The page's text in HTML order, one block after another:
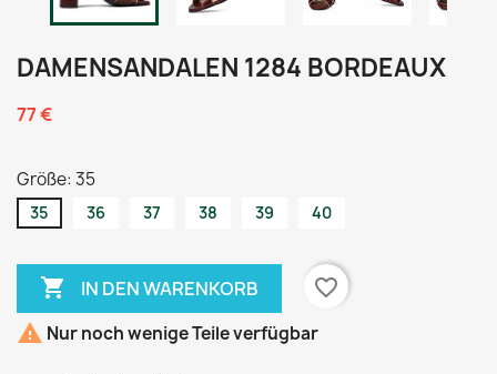
DAMENSANDALEN 1284 BORDEAUX
77 €
Größe: 35
35 36 37 38 39 40
 IN DEN WARENKORB
favorite_border
 Nur noch wenige Teile verfügbar